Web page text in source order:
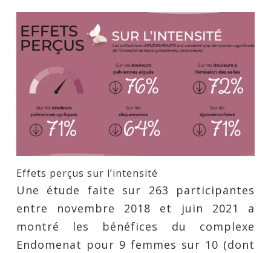
Effets perçus sur l’intensité
Une étude faite sur 263 participantes
entre novembre 2018 et juin 2021 a
montré les bénéfices du complexe
Endomenat pour 9 femmes sur 10 (dont